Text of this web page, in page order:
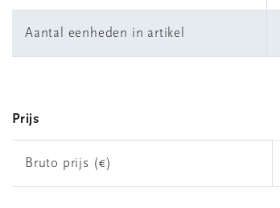
Aantal eenheden in artikel
Prijs
Bruto prijs (€)